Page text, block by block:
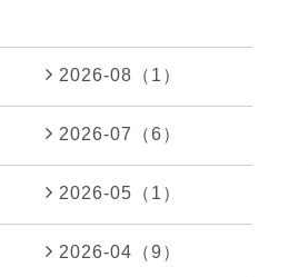
2026-08（1）
2026-07（6）
2026-05（1）
2026-04（9）